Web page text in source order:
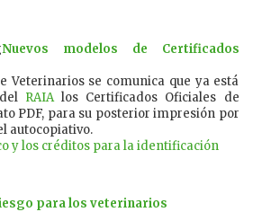
Nuevos modelos de Certificados
Veterinarios se comunica que ya está
RAIAlos Certificados Oficiales de
PDF, para su posterior impresión por
autocopiativo.
y los créditos para la identificación
para los veterinarios